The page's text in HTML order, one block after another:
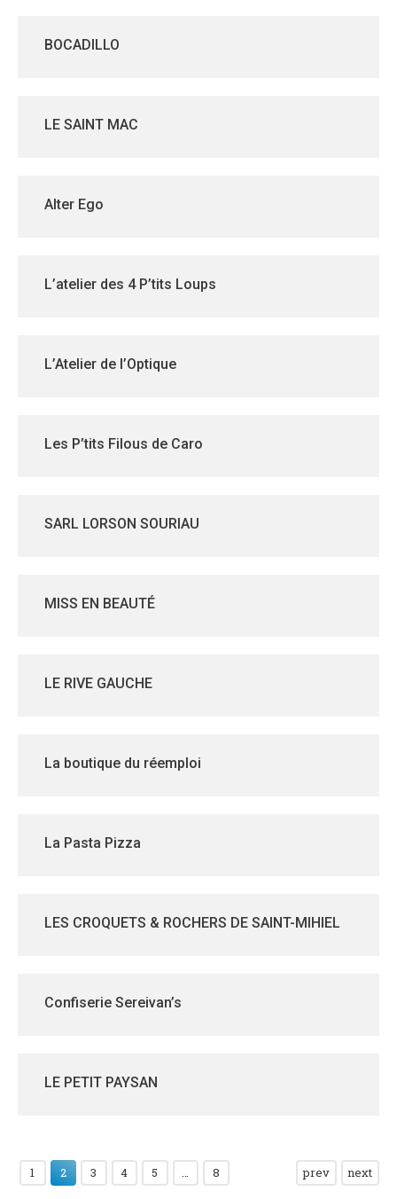
BOCADILLO
LE SAINT MAC
Alter Ego
L’atelier des 4 P’tits Loups
L’Atelier de l’Optique
Les P’tits Filous de Caro
SARL LORSON SOURIAU
MISS EN BEAUTÉ
LE RIVE GAUCHE
La boutique du réemploi
La Pasta Pizza
LES CROQUETS & ROCHERS DE SAINT-MIHIEL
Confiserie Sereivan’s
LE PETIT PAYSAN
1 2 3 4 5 … 8 prev next